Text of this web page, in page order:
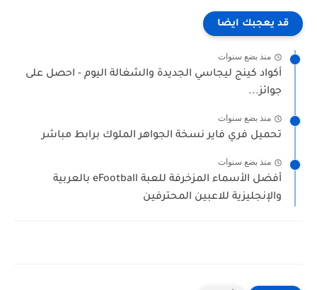
قد يعجبك ايضا
منذ بضع سنوات
أكواد كينج ليجاسي الجديدة والشغالة اليوم - احصل على
جوائز...
منذ بضع سنوات
تحميل فري فاير نسخة الجواهر الملوك برابط مباشر
منذ بضع سنوات
أفضل الأسماء المزخرفة للعبة eFootball بالعربية
والإنجليزية للاعبين المحترفين